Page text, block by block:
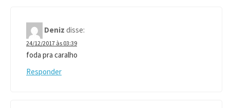
Deniz disse:
24/12/2017 às 03:39
foda pra caralho
Responder